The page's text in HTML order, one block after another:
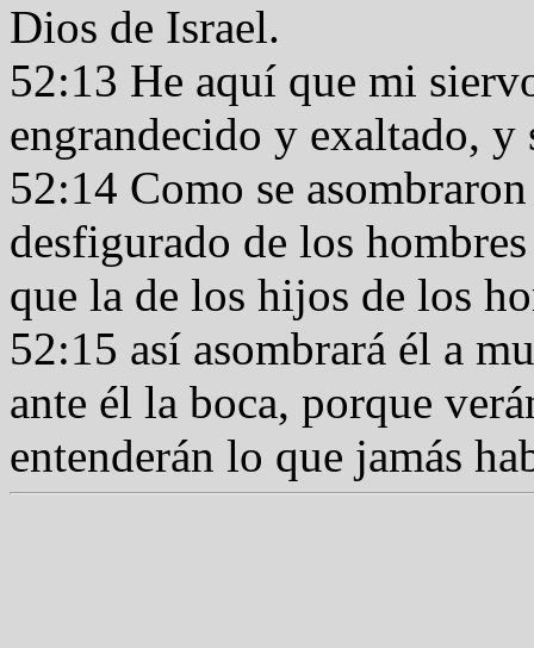
Dios de Israel.
52:13 He aquí que mi
engrandecido y exaltado,
52:14 Como se
desfigurado de los
que la de los hijos de los
52:15 así asombrará él a
ante él la boca, porque
entenderán lo que jamás